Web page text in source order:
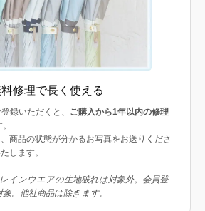
修理で長く使える
録いただくと、 ご購入から1年以内の修理
商品の状態が分かるお写真をお送りくださ
します。
インウエアの生地破れは対象外。会員登
。他社商品は除きます。